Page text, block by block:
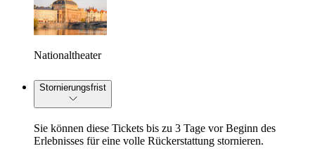
Nationaltheater
Stornierungsfrist
Sie können diese Tickets bis zu 3 Tage vor Beginn des
Erlebnisses für eine volle Rückerstattung stornieren.